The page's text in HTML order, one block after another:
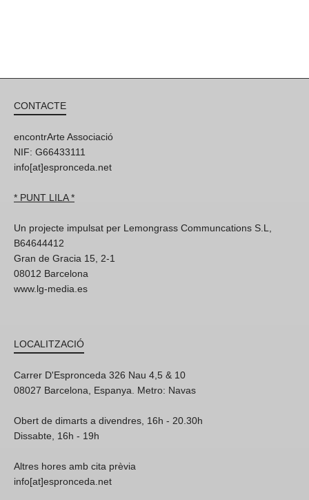
CONTACTE
encontrArte Associació
NIF: G66433111
info[at]espronceda.net
* PUNT LILA *
Un projecte impulsat per Lemongrass Communcations S.L,
B64644412
Gran de Gracia 15, 2-1
08012 Barcelona
www.lg-media.es
LOCALITZACIÓ
Carrer D'Espronceda 326 Nau 4,5 & 10
08027 Barcelona, Espanya. Metro: Navas
Obert de dimarts a divendres, 16h - 20.30h
Dissabte, 16h - 19h
Altres hores amb cita prèvia
info[at]espronceda.net